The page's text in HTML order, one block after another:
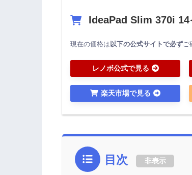
IdeaPad Slim 370i 14
現在の価格は以下の公式サイトで必ずご
レノボ公式で見る
楽天市場で見る
目次 非表示